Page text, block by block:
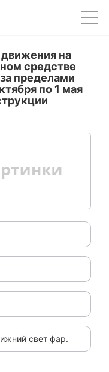
на
средстве
пределами
по 1 мая
свет фар.